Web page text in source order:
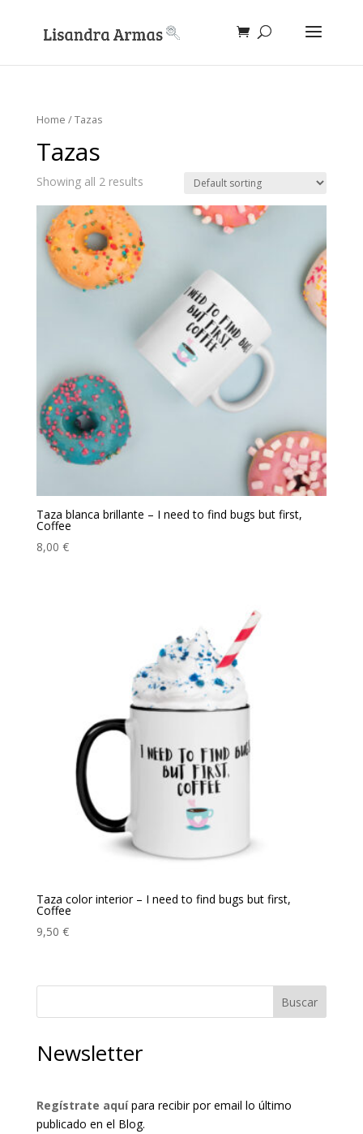
Home / Tazas
Tazas
Showing all 2 results
Taza blanca brillante – I need to find bugs but first,
Coffee
8,00 €
Taza color interior – I need to find bugs but first,
Coffee
9,50 €
Buscar
Newsletter
Regístrate aquípara recibir por email lo último
publicado en el Blog.